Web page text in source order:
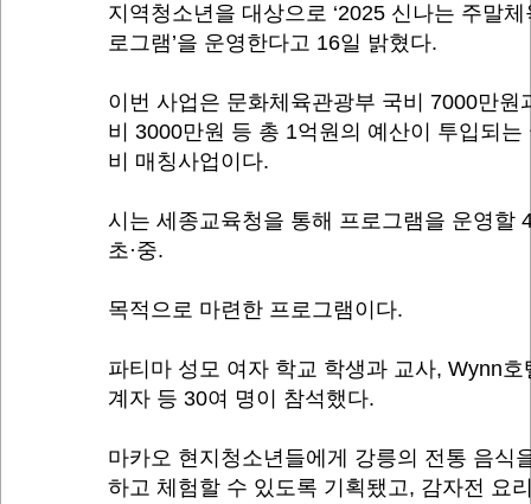
지역청소년을 대상으로 ‘2025 신나는 주말체
로그램’을 운영한다고 16일 밝혔다.
이번 사업은 문화체육관광부 국비 7000만원
비 3000만원 등 총 1억원의 예산이 투입되는
비 매칭사업이다.
시는 세종교육청을 통해 프로그램을 운영할
초·중.
목적으로 마련한 프로그램이다.
파티마 성모 여자 학교 학생과 교사, Wynn호
계자 등 30여 명이 참석했다.
마카오 현지청소년들에게 강릉의 전통 음식
하고 체험할 수 있도록 기획됐고, 감자전 요